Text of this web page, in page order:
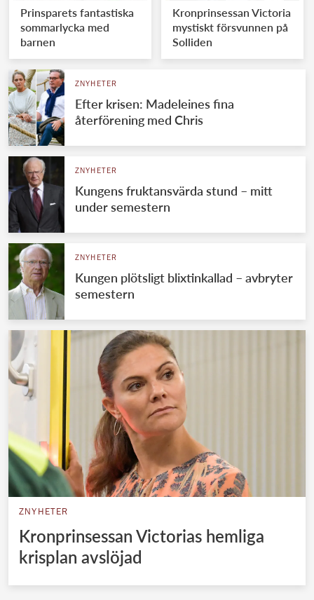
Prinsparets fantastiska
sommarlycka med
barnen
Kronprinsessan Victoria
mystiskt försvunnen på
Solliden
ZNYHETER
Efter krisen: Madeleines fina
återförening med Chris
ZNYHETER
Kungens fruktansvärda stund – mitt
under semestern
ZNYHETER
Kungen plötsligt blixtinkallad – avbryter
semestern
ZNYHETER
Kronprinsessan Victorias hemliga
krisplan avslöjad